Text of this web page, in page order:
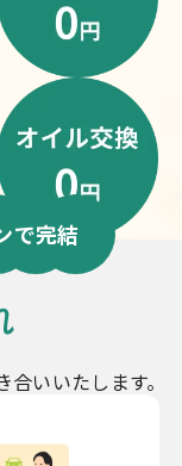
で完結
いいたします。